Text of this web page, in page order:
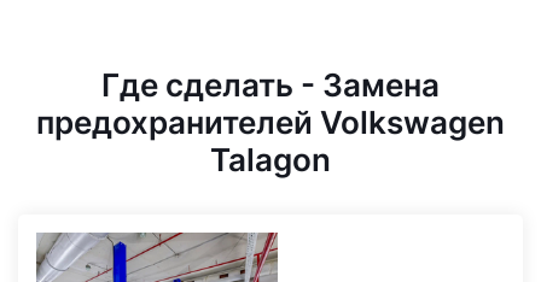
Где сделать - Замена
предохранителей Volkswagen
Talagon